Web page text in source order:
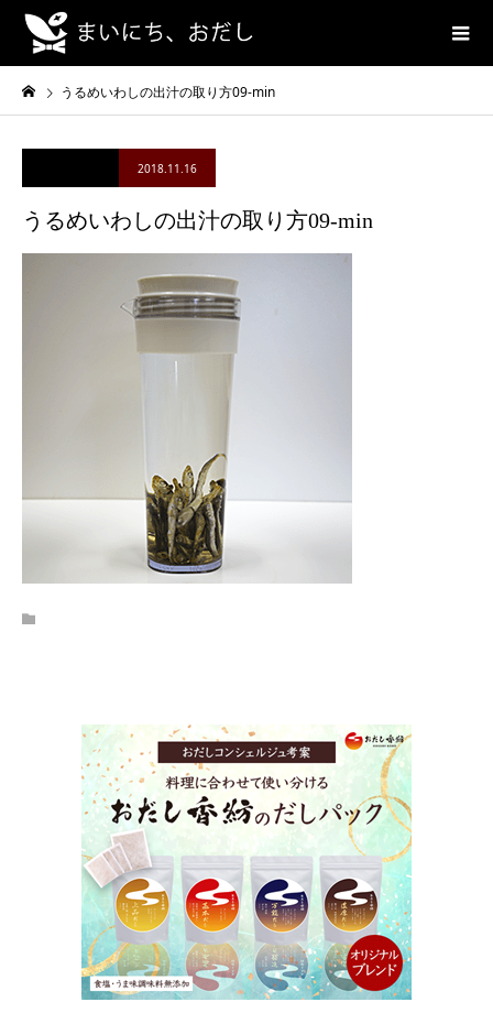
うるめいわしの出汁の取り方09-min
2018.11.16
うるめいわしの出汁の取り方09-min